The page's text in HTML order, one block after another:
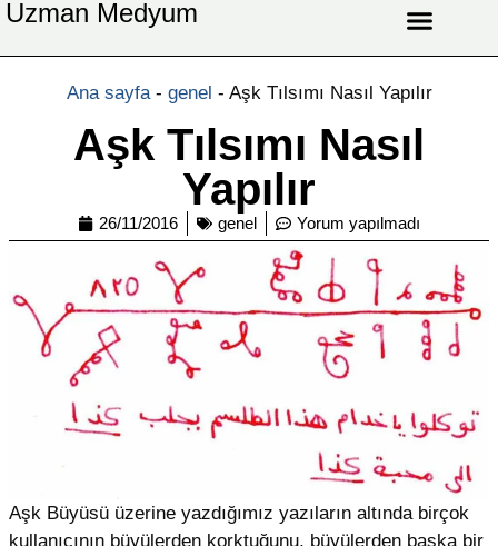
Uzman Medyum
Ana sayfa- genel - Aşk Tılsımı Nasıl Yapılır
Aşk Tılsımı Nasıl
Yapılır
26/11/2016 genel Yorum yapılmadı
Aşk Büyüsü üzerine yazdığımız yazıların altında birçok
kullanıcının büyülerden korktuğunu, büyülerden başka bir